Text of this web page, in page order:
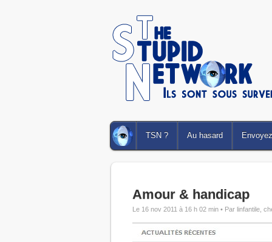
TSN ? Au hasard
Amour & handicap
Le 16 nov 2011 à 16 h 02 min • Par linfantile,